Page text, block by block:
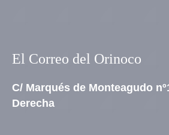
El Correo del Orinoco
C/ Marqués de Monteagudo
Derecha